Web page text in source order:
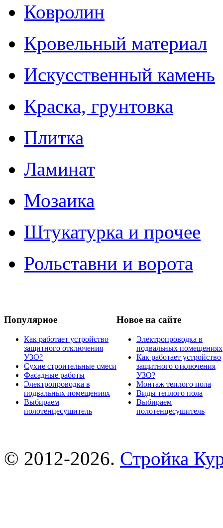
Ковролин
Кровельный материал
Искусственный камень
Краска, грунтовка
Плитка
Ламинат
Мозаика
Штукатурка и прочее
Рольставни и ворота
Популярное
Как работает устройство
защитного отключения
УЗО?
Сухие строительные смеси
Фасадные работы
Электропроводка в
подвальных помещениях
Выбираем
полотенцесушитель
Новое на сайте
Электропроводка в
подвальных помещениях
Как работает устройство
защитного отключения
УЗО?
Монтаж теплого пола
Виды теплого пола
Выбираем
полотенцесушитель
© 2012-2026. Стройка